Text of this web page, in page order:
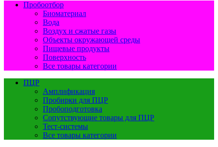
Пробоотбор
Биоматериал
Вода
Воздух и сжатые газы
Объекты окружающей среды
Пищевые продукты
Поверхность
Все товары категории
ПЦР
Амплификация
Пробирки для ПЦР
Пробоподготовка
Сопутствующие товары для ПЦР
Тест-системы
Все товары категории